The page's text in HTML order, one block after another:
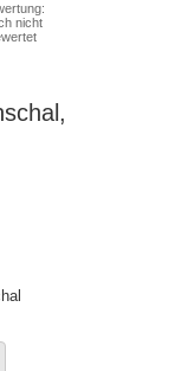
nicht